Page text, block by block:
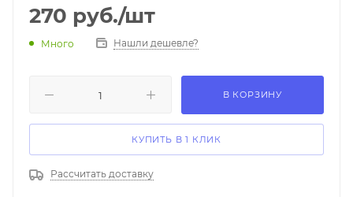
270 руб./шт
Много Нашли дешевле?
В КОРЗИНУ
КУПИТЬ В 1 КЛИК
Рассчитать доставку